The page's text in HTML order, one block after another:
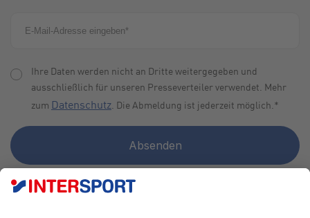
Ihre Daten werden nicht an Dritte weitergegeben und
ausschließlich für unseren Presseverteiler verwendet. Mehr
zum Datenschutz. Die Abmeldung ist jederzeit möglich.*